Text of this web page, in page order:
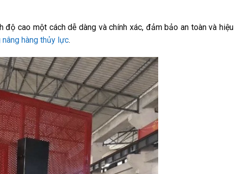
cao một cách dễ dàng và chính xác, đảm bảo an toàn và hiệu
nâng hàng thủy lực.